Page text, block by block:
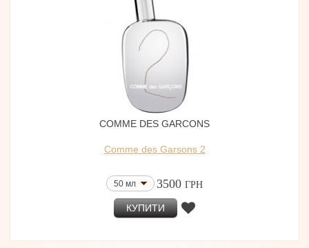
COMME DES GARCONS
Comme des Garsons 2
50 мл 3500 ГРН
КУПИТИ